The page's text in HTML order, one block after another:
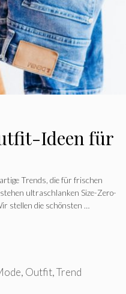
Ideen für
Trends, die für frischen
ultraschlanken Size-Zero-
stellen die schönsten …
, Outfit,Trend